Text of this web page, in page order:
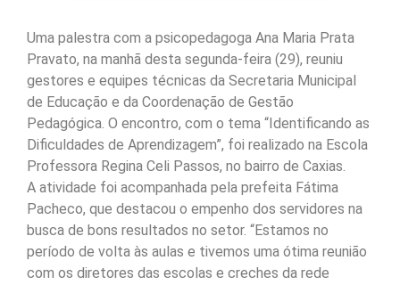
Uma palestra com a psicopedagoga Ana Maria Prata
Pravato, na manhã desta segunda-feira (29), reuniu
gestores e equipes técnicas da Secretaria Municipal
de Educação e da Coordenação de Gestão
Pedagógica. O encontro, com o tema “Identificando as
Dificuldades de Aprendizagem”, foi realizado na Escola
Professora Regina Celi Passos, no bairro de Caxias.
A atividade foi acompanhada pela prefeita Fátima
Pacheco, que destacou o empenho dos servidores na
busca de bons resultados no setor. “Estamos no
período de volta às aulas e tivemos uma ótima reunião
com os diretores das escolas e creches da rede